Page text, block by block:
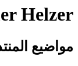
Helzer
مواضيع